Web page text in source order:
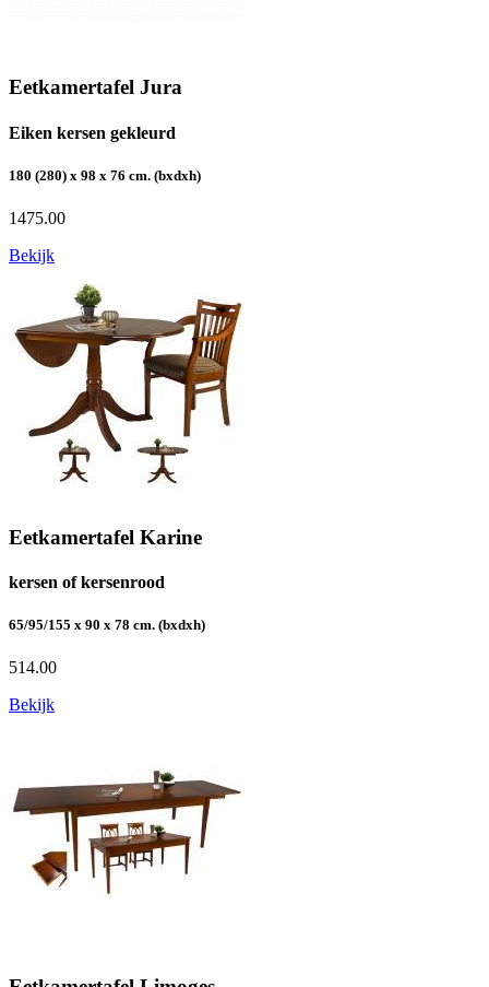
Eetkamertafel Jura
Eiken kersen gekleurd
180 (280) x 98 x 76 cm. (bxdxh)
1475.00
Bekijk
Eetkamertafel Karine
kersen of kersenrood
65/95/155 x 90 x 78 cm. (bxdxh)
514.00
Bekijk